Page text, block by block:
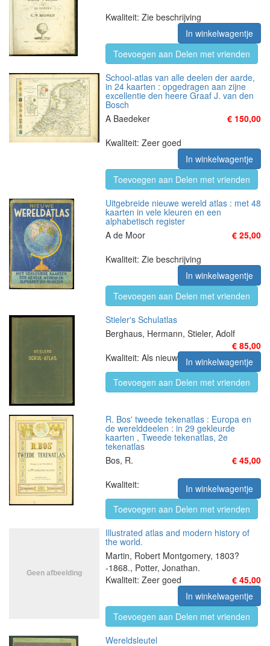
Kwaliteit: Zie beschrijving
In winkelwagentje
Toevoegen aan Delen met vrienden
School-atlas van alle deelen der aarde,
in 24 kaarten : opgedragen aan zijne
excellentie den heere Graaf J. van den
Bosch
A Baedeker
€ 150,00
Kwaliteit: Zeer goed
In winkelwagentje
Toevoegen aan Delen met vrienden
Uitgebreide nieuwe wereld atlas : met 48
kaarten in vele kleuren en een
alphabetisch register
A de Moor
€ 25,00
Kwaliteit: Zie beschrijving
In winkelwagentje
Toevoegen aan Delen met vrienden
Stieler's Schulatlas
Berghaus, Hermann, Stieler, Adolf
€ 85,00
Kwaliteit: Als nieuw
In winkelwagentje
Toevoegen aan Delen met vrienden
R. Bos' tweede tekenatlas : Europa en
de werelddeelen : in 29 gekleurde
kaarten , Tweede tekenatlas, 2e
tekenatlas
Bos, R.
€ 45,00
Kwaliteit:
In winkelwagentje
Toevoegen aan Delen met vrienden
Illustrated atlas and modern history of
the world.
Martin, Robert Montgomery, 1803?
-1868., Potter, Jonathan.
€ 45,00
Kwaliteit: Zeer goed
In winkelwagentje
Toevoegen aan Delen met vrienden
Wereldsleutel